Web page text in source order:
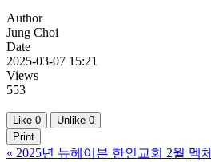
Author
Jung Choi
Date
2025-03-07 15:21
Views
553
Like 0 Unlike 0
Print
« 2025년 뉴헤이븐 한인교회 2월 멕